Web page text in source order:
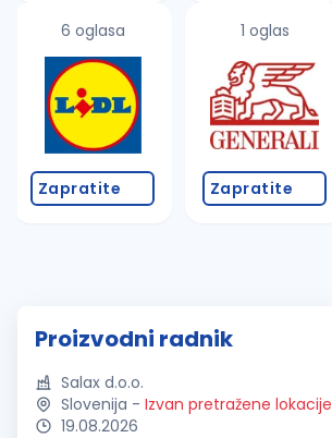
6 oglasa
Zapratite
1 oglas
Zapratite
Proizvodni radnik
Salax d.o.o.
Slovenija - Izvan pretražene lokacije
19.08.2026